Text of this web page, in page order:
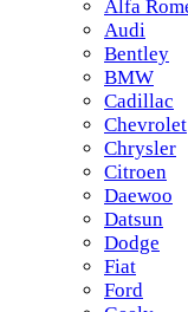
Alfa
Audi
Bentley
BMW
Cadillac
Chevrolet
Chrysler
Citroen
Daewoo
Datsun
Dodge
Fiat
Ford